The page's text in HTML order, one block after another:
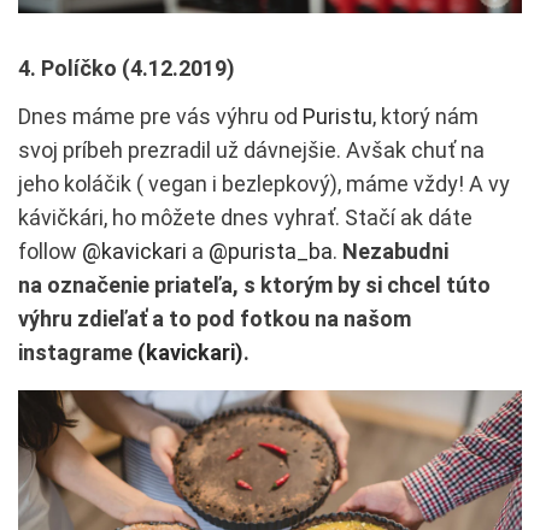
4. Políčko (4.12.2019)
Dnes máme pre vás výhru od Puristu, ktorý nám
svoj príbeh prezradil už dávnejšie. Avšak chuť na
jeho koláčik ( vegan i bezlepkový), máme vždy! A vy
kávičkári, ho môžete dnes vyhrať. Stačí ak dáte
follow @kavickari a @purista_ba. Nezabudni
na označenie priateľa, s ktorým by si chcel túto
výhru zdieľať a to pod fotkou na našom
instagrame (kavickari).